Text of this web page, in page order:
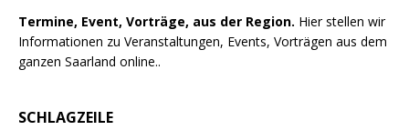
Termine, Event, Vorträge, aus der Region. Hier stellen wir
Informationen zu Veranstaltungen, Events, Vorträgen aus dem
ganzen Saarland online..
SCHLAGZEILE